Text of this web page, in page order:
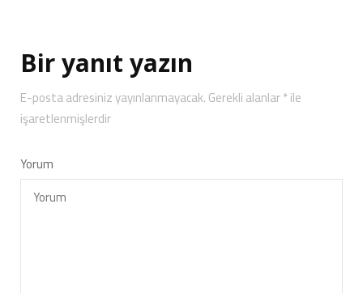
Bir yanıt yazın
E-posta adresiniz yayınlanmayacak.Gerekli alanlar*ile
işaretlenmişlerdir
Yorum